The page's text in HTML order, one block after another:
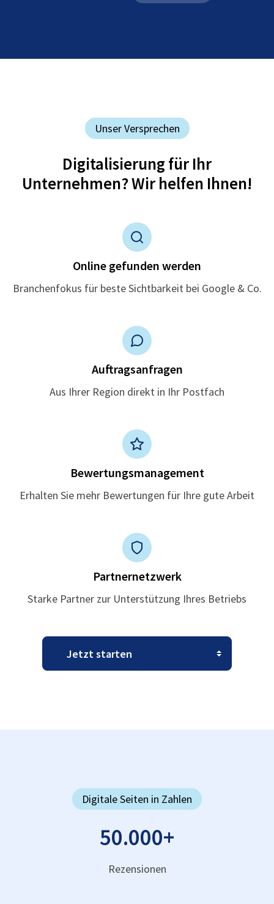
Unser Versprechen
Digitalisierung für Ihr
Unternehmen? Wir helfen Ihnen!
Online gefunden werden
Branchenfokus für beste Sichtbarkeit bei Google & Co.
Auftragsanfragen
Aus Ihrer Region direkt in Ihr Postfach
Bewertungsmanagement
Erhalten Sie mehr Bewertungen für Ihre gute Arbeit
Partnernetzwerk
Starke Partner zur Unterstützung Ihres Betriebs
Digitale Seiten in Zahlen
50.000+
Rezensionen